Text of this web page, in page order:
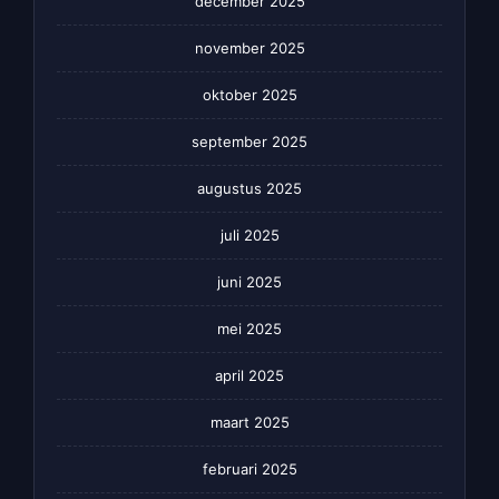
november 2025
oktober 2025
september 2025
augustus 2025
juli 2025
juni 2025
mei 2025
april 2025
maart 2025
februari 2025